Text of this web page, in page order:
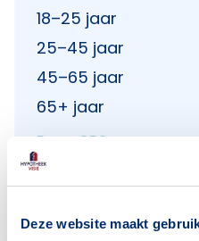
Deze website maakt
18–25 jaar
25–45 jaar
45–65 jaar
65+ jaar
Bron: CBS
Huishoudens